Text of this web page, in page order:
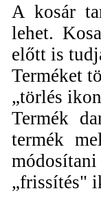
A kosár
lehet.
előtt is
Terméket
„törlés
Termék
termék
„frissítés"